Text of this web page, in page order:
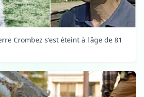
Crombez s'est éteint à l'âge de 81